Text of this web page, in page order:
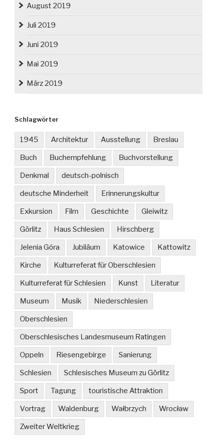
August 2019
Juli 2019
Juni 2019
Mai 2019
März 2019
Schlagwörter
1945 Architektur Ausstellung Breslau
Buch Buchempfehlung Buchvorstellung
Denkmal deutsch-polnisch
deutsche Minderheit Erinnerungskultur
Exkursion Film Geschichte Gleiwitz
Görlitz Haus Schlesien Hirschberg
Jelenia Góra Jubiläum Katowice Kattowitz
Kirche Kulturreferat für Oberschlesien
Kulturreferat für Schlesien Kunst Literatur
Museum Musik Niederschlesien
Oberschlesien
Oberschlesisches Landesmuseum Ratingen
Oppeln Riesengebirge Sanierung
Schlesien Schlesisches Museum zu Görlitz
Sport Tagung touristische Attraktion
Vortrag Waldenburg Wałbrzych Wrocław
Zweiter Weltkrieg